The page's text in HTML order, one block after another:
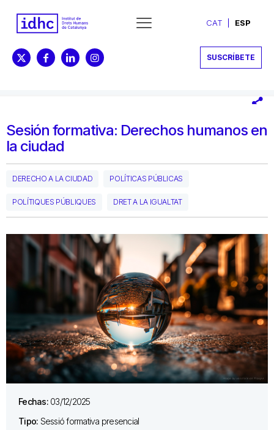
CAT ESP
SUSCRÍBETE
Sesión formativa: Derechos humanos en
la ciudad
DERECHO A LA CIUDAD POLÍTICAS PÚBLICAS
POLÍTIQUES PÚBLIQUES DRET A LA IGUALTAT
Fechas: 03/12/2025
Tipo: Sessió formativa presencial